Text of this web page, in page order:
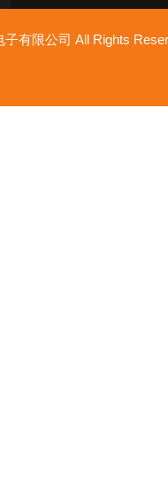
子有限公司 All Rights